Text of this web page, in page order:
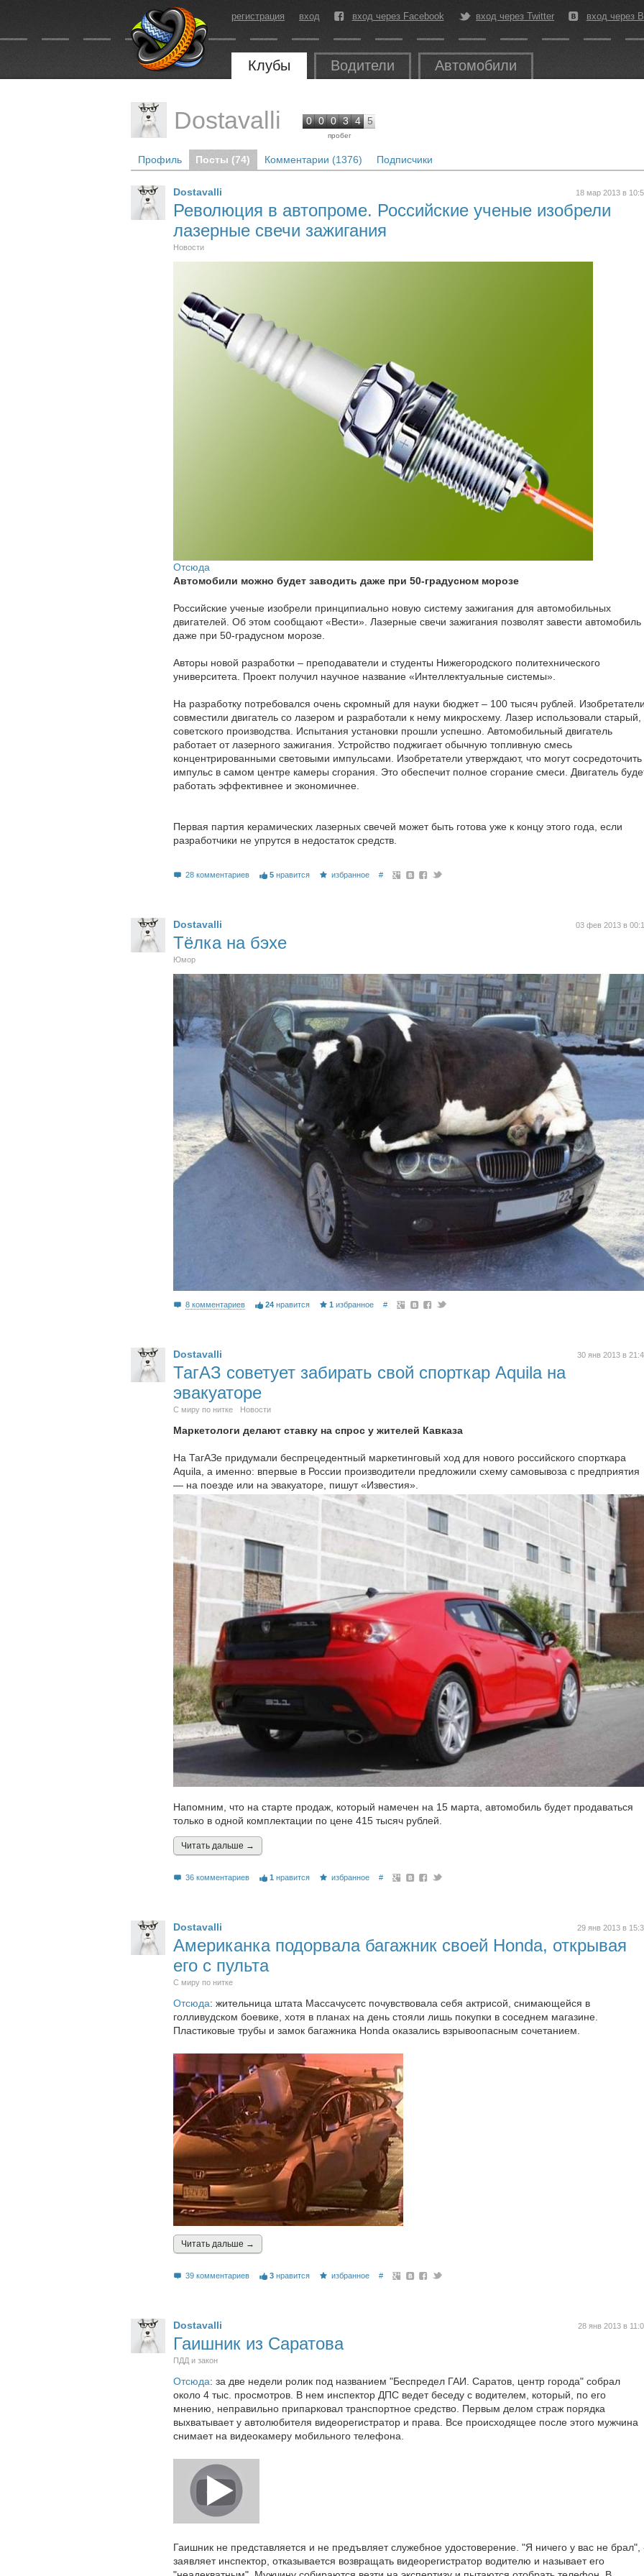
регистрация вход вход через Facebook вход через Twitter вход через
Клубы Водители Автомобили
Dostavalli 0 0 0 3 4 5
пробег
Профиль Посты (74) Комментарии (1376) Подписчики
18 мар 2013 в
Dostavalli
Революция в автопроме. Российские ученые изобрели
лазерные свечи зажигания
Новости
Отсюда
Автомобили можно будет заводить даже при 50-градусном морозе
Российские ученые изобрели принципиально новую систему зажигания для автомобильных
двигателей. Об этом сообщают «Вести». Лазерные свечи зажигания позволят завести автомобиль
даже при 50-градусном морозе.
Авторы новой разработки – преподаватели и студенты Нижегородского политехнического
университета. Проект получил научное название «Интеллектуальные системы».
На разработку потребовался очень скромный для науки бюджет – 100 тысяч рублей.
совместили двигатель со лазером и разработали к нему микросхему. Лазер использовали старый,
советского производства. Испытания установки прошли успешно. Автомобильный двигатель
работает от лазерного зажигания. Устройство поджигает обычную топливную смесь
концентрированными световыми импульсами. Изобретатели утверждают, что могут сосредоточить
импульс в самом центре камеры сгорания. Это обеспечит полное сгорание смеси. Двигатель
работать эффективнее и экономичнее.
Первая партия керамических лазерных свечей может быть готова уже к концу этого года, если
разработчики не упрутся в недостаток средств.
28 комментариев 5 нравится избранное #
03 фев 2013 в
Dostavalli
Тёлка на бэхе
Юмор
8 комментариев 24 нравится 1 избранное #
30 янв 2013 в
Dostavalli
ТагАЗ советует забирать свой спорткар Aquila на
эвакуаторе
С миру по нитке Новости
Маркетологи делают ставку на спрос у жителей Кавказа
На ТагАЗе придумали беспрецедентный маркетинговый ход для нового российского спорткара
Aquila, а именно: впервые в России производители предложили схему самовывоза с предприятия
— на поезде или на эвакуаторе, пишут «Известия».
Напомним, что на старте продаж, который намечен на 15 марта, автомобиль будет продаваться
только в одной комплектации по цене 415 тысяч рублей.
Читать дальшe →
36 комментариев 1 нравится избранное #
29 янв 2013 в
Dostavalli
Американка подорвала багажник своей Honda, открывая
его с пульта
С миру по нитке
Отсюда: жительница штата Массачусетс почувствовала себя актрисой, снимающейся в
голливудском боевике, хотя в планах на день стояли лишь покупки в соседнем магазине.
Пластиковые трубы и замок багажника Honda оказались взрывоопасным сочетанием.
Читать дальшe →
39 комментариев 3 нравится избранное #
28 янв 2013 в
Dostavalli
Гаишник из Саратова
ПДД и закон
Отсюда: за две недели ролик под названием "Беспредел ГАИ. Саратов, центр города" собрал
около 4 тыс. просмотров. В нем инспектор ДПС ведет беседу с водителем, который, по его
мнению, неправильно припарковал транспортное средство. Первым делом страж порядка
выхватывает у автолюбителя видеорегистратор и права. Все происходящее после этого мужчина
снимает на видеокамеру мобильного телефона.
Гаишник не представляется и не предъвляет служебное удостоверение. "Я ничего у вас не брал",
заявляет инспектор, отказывается возвращать видеорегистратор водителю и называет его